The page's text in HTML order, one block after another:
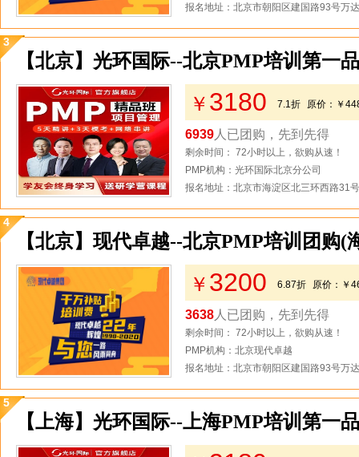
报名地址：北京市朝阳区建国路93号万
3
【北京】光环国际--北京PMP培训第一
￥ 3180 7.1折 原价： ￥
6939 人已团购，先到先得
剩余时间： 72小时以上，欲购从速！
PMP机构：光环国际北京分公司
报名地址：北京市海淀区北三环西路31
4
【北京】现代卓越--北京PMP培训团购(
￥ 3200 6.87折 原价： ￥
3638 人已团购，先到先得
剩余时间： 72小时以上，欲购从速！
PMP机构：北京现代卓越
报名地址：北京市朝阳区建国路93号万
5
【上海】光环国际--上海PMP培训第一